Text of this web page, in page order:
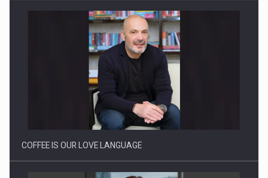
Webinar - Business Evolution-RETHINK STRATEGY-Finantare
Investitii Digitalizare
COFFEE IS OUR LOVE LANGUAGE